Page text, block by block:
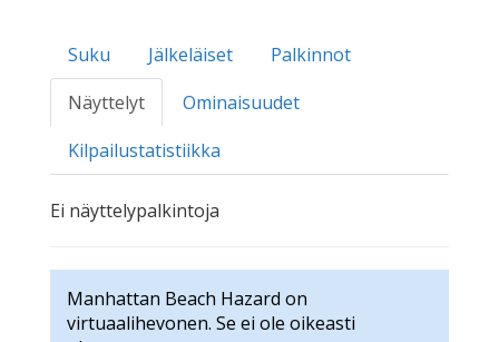
Suku Jälkeläiset
Palkinnot
Näyttelyt
Ominaisuudet
Kilpailustatistiikka
Ei näyttelypalkintoja
Manhattan Beach Hazard on
virtuaalihevonen. Se ei ole oikeasti